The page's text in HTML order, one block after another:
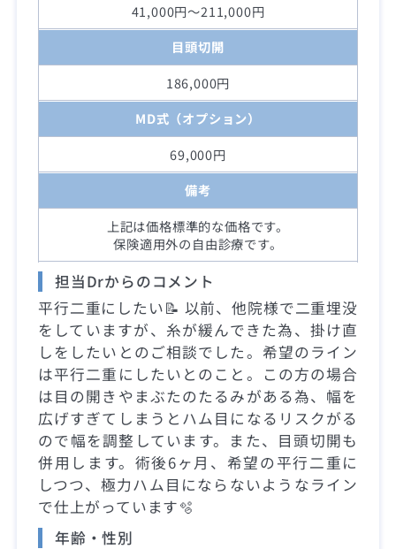
41,000円～211,000円
目頭切開
186,000円
MD式（オプション）
69,000円
備考
上記は価格標準的な価格です。
保険適用外の自由診療です。
担当Drからのコメント
平行二重にしたい📝 以前、他院様で二重埋没
をしていますが、糸が緩んできた為、掛け直
しをしたいとのご相談でした。希望のライン
は平行二重にしたいとのこと。この方の場合
は目の開きやまぶたのたるみがある為、幅を
広げすぎてしまうとハム目になるリスクがる
ので幅を調整しています。また、目頭切開も
併用します。術後6ヶ月、希望の平行二重に
しつつ、極力ハム目にならないようなライン
で仕上がっています🫧
年齢・性別